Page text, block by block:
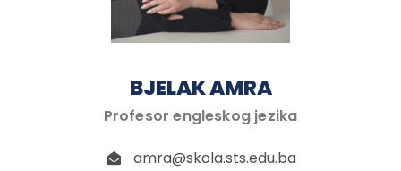
BJELAK AMRA
Profesor engleskog jezika
amra@skola.sts.edu.ba